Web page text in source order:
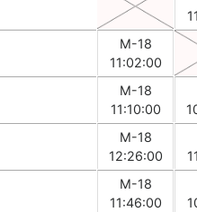
M-18
11:02:00
M-18
11:10:00
M-18
12:26:00
M-18
11:46:00